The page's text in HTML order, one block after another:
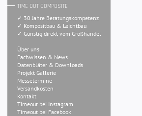
TIME OUT COMPOSITE
✓ 30 Jahre Beratungskompetenz
✓ Kompositbau & Leichtbau
✓ Günstig direkt vom Großhandel
Über uns
Fachwissen & News
Datenbläter & Downloads
Projekt Gallerie
Messetermine
Versandkosten
Kontakt
Timeout bei Instagram
Timeout bei Facebook